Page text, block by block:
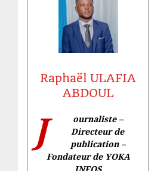
Raphaël ULAFIA
ABDOUL
J
ournaliste –
Directeur de
publication –
Fondateur de YOKA